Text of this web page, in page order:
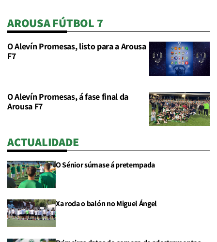
AROUSA FÚTBOL 7
O Alevín Promesas, listo para a Arousa
F7
O Alevín Promesas, á fase final da
Arousa F7
ACTUALIDADE
O Sénior súmase á pretempada
Xa roda o balón no Miguel Ángel